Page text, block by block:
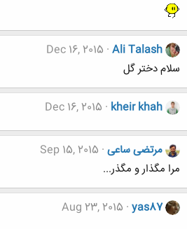
Ali Talash
Dec 16, 2015
سلام دختر گل
kheir khah
Dec 16, 2015
مرتضی ساعی Sep 15, 2015
مرا مگذار و مگذر...
yas87
Aug 23, 2015